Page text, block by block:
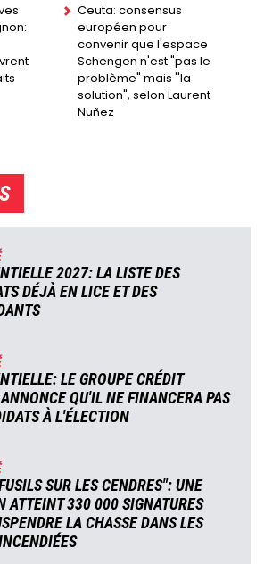
Ceuta: consensus
européen pour
convenir que l'espace
Schengen n'est "pas le
problème" mais ''la
solution", selon Laurent
Nuñez
2027: LA LISTE DES
DÉJÀ EN LICE ET DES
LE GROUPE CRÉDIT
QU'IL NE FINANCERA PAS
À L'ÉLECTION
SUR LES CENDRES": UNE
ATTEINT 330 000 SIGNATURES
LA CHASSE DANS LES